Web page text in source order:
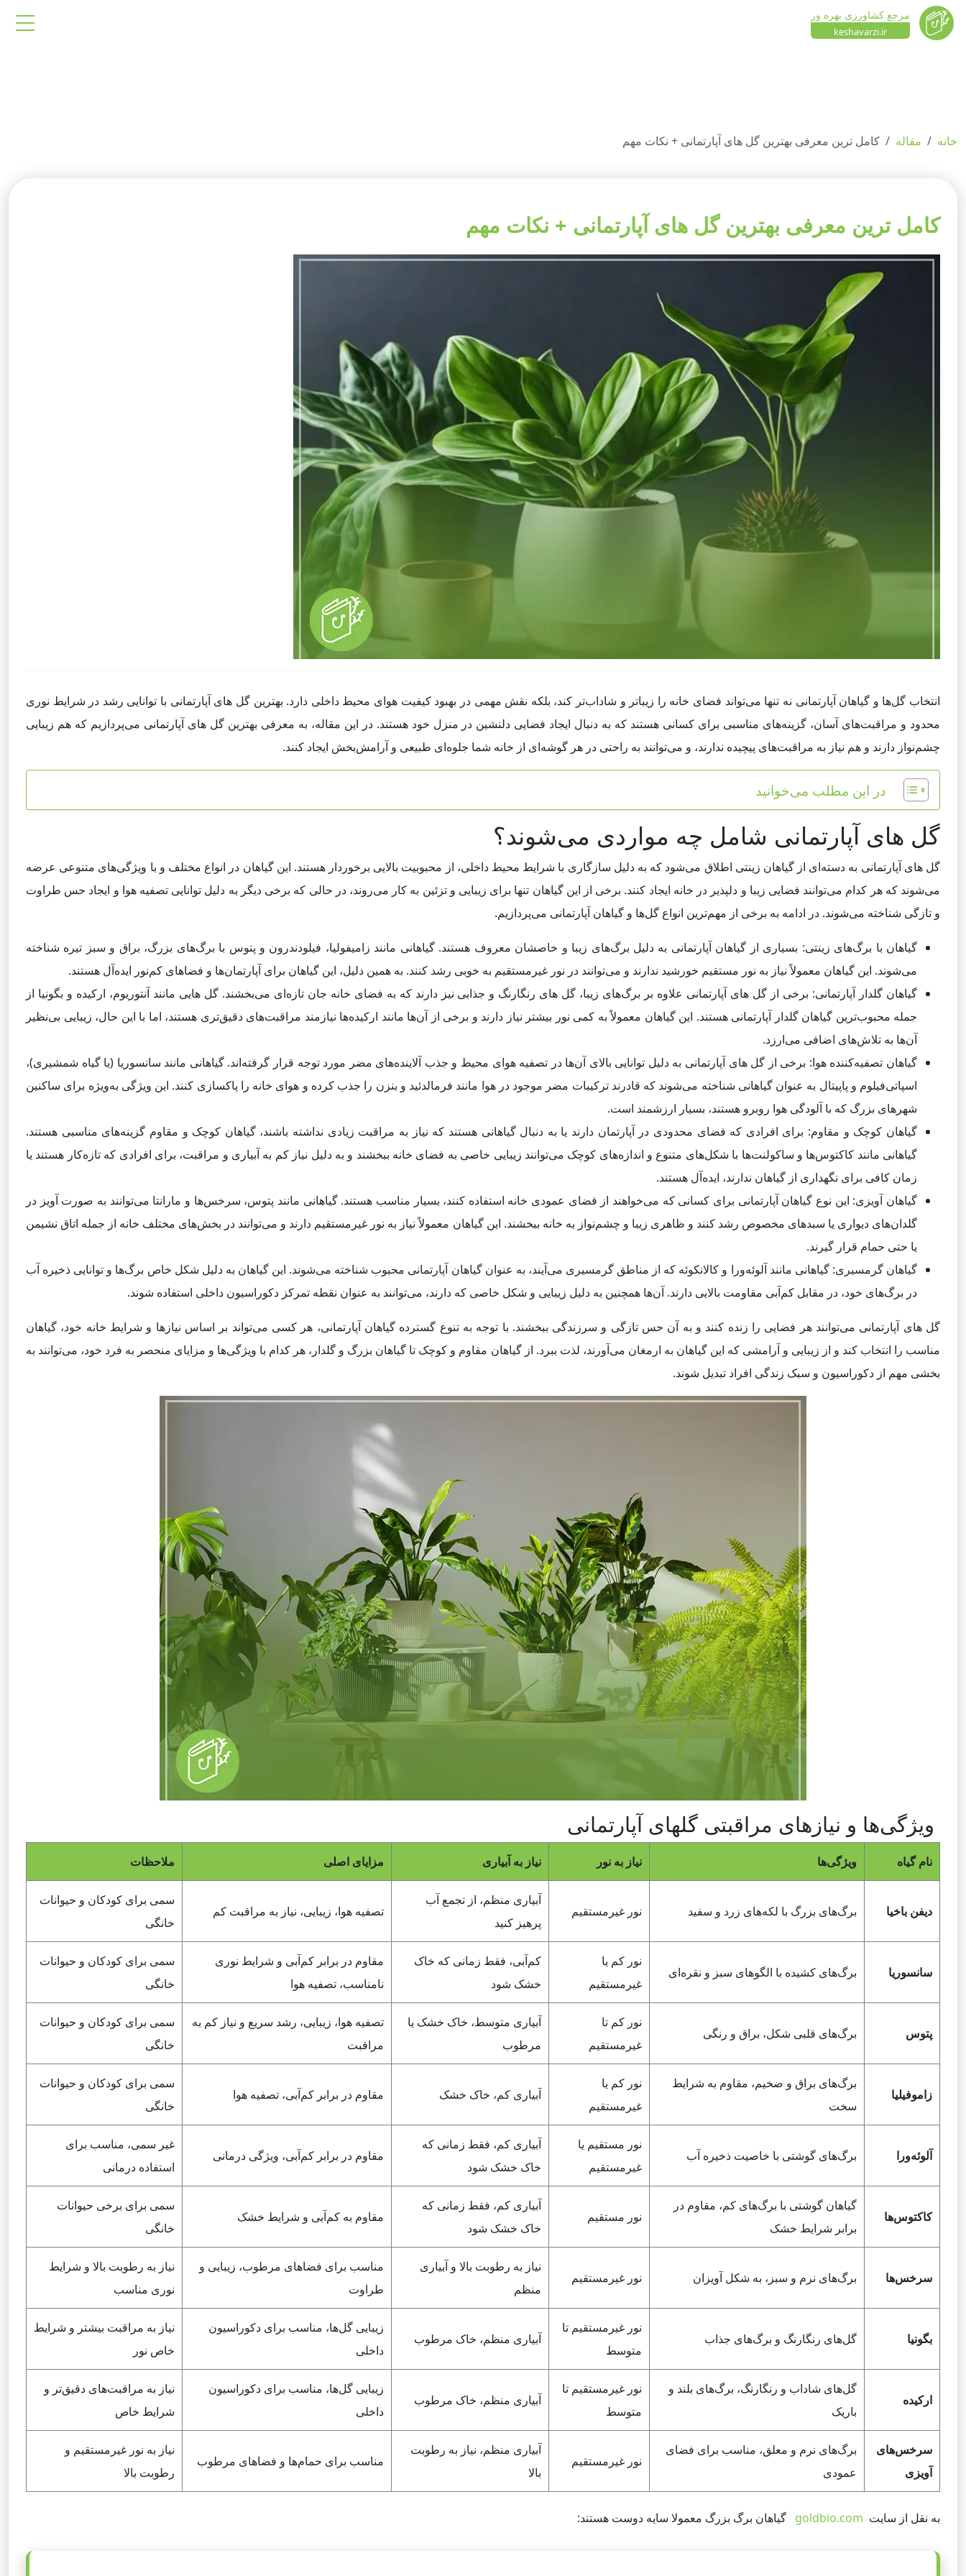
مرجع کشاورزی بهره ور
keshavarzi.ir
خانه مقاله کامل ترین معرفی بهترین گل های آپارتمانی + نکات مهم
کامل ترین معرفی بهترین گل های آپارتمانی + نکات مهم
انتخاب گل‌ها و گیاهان آپارتمانی نه تنها می‌تواند فضای خانه را زیباتر و شاداب‌تر کند، بلکه نقش مهمی در بهبود کیفیت هوای محیط داخلی دارد. بهترین گل های آپارتمانی با توانایی رشد در شرایط نوری
محدود و مراقبت‌های آسان، گزینه‌های مناسبی برای کسانی هستند که به دنبال ایجاد فضایی دلنشین در منزل خود هستند. در این مقاله، به معرفی بهترین گل های آپارتمانی می‌پردازیم که هم زیبایی
چشم‌نواز دارند و هم نیاز به مراقبت‌های پیچیده ندارند، و می‌توانند به راحتی در هر گوشه‌ای از خانه شما جلوه‌ای طبیعی و آرامش‌بخش ایجاد کنند.
در این مطلب می‌خوانید
گل های آپارتمانی شامل چه مواردی می‌شوند؟
گل های آپارتمانی به دسته‌ای از گیاهان زینتی اطلاق می‌شود که به دلیل سازگاری با شرایط محیط داخلی، از محبوبیت بالایی برخوردار هستند. این گیاهان در انواع مختلف و با ویژگی‌های متنوعی عرضه
می‌شوند که هر کدام می‌توانند فضایی زیبا و دلپذیر در خانه ایجاد کنند. برخی از این گیاهان تنها برای زیبایی و تزئین به کار می‌روند، در حالی که برخی دیگر به دلیل توانایی تصفیه هوا و ایجاد حس طراوت
و تازگی شناخته می‌شوند. در ادامه به برخی از مهم‌ترین انواع گل‌ها و گیاهان آپارتمانی می‌پردازیم.
گیاهان با برگ‌های زینتی: بسیاری از گیاهان آپارتمانی به دلیل برگ‌های زیبا و خاصشان معروف هستند. گیاهانی مانند زامیفولیا، فیلودندرون و پتوس با برگ‌های بزرگ، براق و سبز تیره شناخته
می‌شوند. این گیاهان معمولاً نیاز به نور مستقیم خورشید ندارند و می‌توانند در نور غیرمستقیم به خوبی رشد کنند. به همین دلیل، این گیاهان برای آپارتمان‌ها و فضاهای کم‌نور ایده‌آل هستند.
گیاهان گلدار آپارتمانی: برخی از گل های آپارتمانی علاوه بر برگ‌های زیبا، گل های رنگارنگ و جذابی نیز دارند که به فضای خانه جان تازه‌ای می‌بخشند. گل هایی مانند آنتوریوم، ارکیده و بگونیا از
جمله محبوب‌ترین گیاهان گلدار آپارتمانی هستند. این گیاهان معمولاً به کمی نور بیشتر نیاز دارند و برخی از آن‌ها مانند ارکیده‌ها نیازمند مراقبت‌های دقیق‌تری هستند، اما با این حال، زیبایی بی‌نظیر
آن‌ها به تلاش‌های اضافی می‌ارزد.
گیاهان تصفیه‌کننده هوا: برخی از گل های آپارتمانی به دلیل توانایی بالای آن‌ها در تصفیه هوای محیط و جذب آلاینده‌های مضر مورد توجه قرار گرفته‌اند. گیاهانی مانند سانسوریا (یا گیاه شمشیری)،
اسپاتی‌فیلوم و پاپیتال به عنوان گیاهانی شناخته می‌شوند که قادرند ترکیبات مضر موجود در هوا مانند فرمالدئید و بنزن را جذب کرده و هوای خانه را پاکسازی کنند. این ویژگی به‌ویژه برای ساکنین
شهرهای بزرگ که با آلودگی هوا روبرو هستند، بسیار ارزشمند است.
گیاهان کوچک و مقاوم: برای افرادی که فضای محدودی در آپارتمان دارند یا به دنبال گیاهانی هستند که نیاز به مراقبت زیادی نداشته باشند، گیاهان کوچک و مقاوم گزینه‌های مناسبی هستند.
گیاهانی مانند کاکتوس‌ها و ساکولنت‌ها با شکل‌های متنوع و اندازه‌های کوچک می‌توانند زیبایی خاصی به فضای خانه ببخشند و به دلیل نیاز کم به آبیاری و مراقبت، برای افرادی که تازه‌کار هستند یا
زمان کافی برای نگهداری از گیاهان ندارند، ایده‌آل هستند.
گیاهان آویزی: این نوع گیاهان آپارتمانی برای کسانی که می‌خواهند از فضای عمودی خانه استفاده کنند، بسیار مناسب هستند. گیاهانی مانند پتوس، سرخس‌ها و مارانتا می‌توانند به صورت آویز در
گلدان‌های دیواری یا سبدهای مخصوص رشد کنند و ظاهری زیبا و چشم‌نواز به خانه ببخشند. این گیاهان معمولاً نیاز به نور غیرمستقیم دارند و می‌توانند در بخش‌های مختلف خانه از جمله اتاق نشیمن
یا حتی حمام قرار گیرند.
گیاهان گرمسیری: گیاهانی مانند آلوئه‌ورا و کالانکوئه که از مناطق گرمسیری می‌آیند، به عنوان گیاهان آپارتمانی محبوب شناخته می‌شوند. این گیاهان به دلیل شکل خاص برگ‌ها و توانایی ذخیره آب
در برگ‌های خود، در مقابل کم‌آبی مقاومت بالایی دارند. آن‌ها همچنین به دلیل زیبایی و شکل خاصی که دارند، می‌توانند به عنوان نقطه تمرکز دکوراسیون داخلی استفاده شوند.
گل های آپارتمانی می‌توانند هر فضایی را زنده کنند و به آن حس تازگی و سرزندگی ببخشند. با توجه به تنوع گسترده گیاهان آپارتمانی، هر کسی می‌تواند بر اساس نیازها و شرایط خانه خود، گیاهان
مناسب را انتخاب کند و از زیبایی و آرامشی که این گیاهان به ارمغان می‌آورند، لذت ببرد. از گیاهان مقاوم و کوچک تا گیاهان بزرگ و گلدار، هر کدام با ویژگی‌ها و مزایای منحصر به فرد خود، می‌توانند به
بخشی مهم از دکوراسیون و سبک زندگی افراد تبدیل شوند.
ویژگی‌ها و نیازهای مراقبتی گلهای آپارتمانی
نام گیاه ویژگی‌ها نیاز به نور نیاز به آبیاری مزایای اصلی ملاحظات
دیفن باخیا برگ‌های بزرگ با لکه‌های زرد و سفید نور غیرمستقیم
آبیاری منظم، از تجمع آب
پرهیز کنید
تصفیه هوا، زیبایی، نیاز به مراقبت کم
سمی برای کودکان و حیوانات
خانگی
سانسوریا برگ‌های کشیده با الگوهای سبز و نقره‌ای
نور کم یا
غیرمستقیم
کم‌آبی، فقط زمانی که خاک
خشک شود
مقاوم در برابر کم‌آبی و شرایط نوری
نامناسب، تصفیه هوا
سمی برای کودکان و حیوانات
خانگی
پتوس برگ‌های قلبی شکل، براق و رنگی
نور کم تا
غیرمستقیم
آبیاری متوسط، خاک خشک یا
مرطوب
تصفیه هوا، زیبایی، رشد سریع و نیاز کم به
مراقبت
سمی برای کودکان و حیوانات
خانگی
زاموفیلیا
برگ‌های براق و ضخیم، مقاوم به شرایط
سخت
نور کم یا
غیرمستقیم
آبیاری کم، خاک خشک مقاوم در برابر کم‌آبی، تصفیه هوا
سمی برای کودکان و حیوانات
خانگی
آلوئه‌ورا برگ‌های گوشتی با خاصیت ذخیره آب
نور مستقیم یا
غیرمستقیم
آبیاری کم، فقط زمانی که
خاک خشک شود
مقاوم در برابر کم‌آبی، ویژگی درمانی
غیر سمی، مناسب برای
استفاده درمانی
کاکتوس‌ها
گیاهان گوشتی با برگ‌های کم، مقاوم در
برابر شرایط خشک
نور مستقیم
آبیاری کم، فقط زمانی که
خاک خشک شود
مقاوم به کم‌آبی و شرایط خشک
سمی برای برخی حیوانات
خانگی
سرخس‌ها برگ‌های نرم و سبز، به شکل آویزان نور غیرمستقیم
نیاز به رطوبت بالا و آبیاری
منظم
مناسب برای فضاهای مرطوب، زیبایی و
طراوت
نیاز به رطوبت بالا و شرایط
نوری مناسب
بگونیا گل‌های رنگارنگ و برگ‌های جذاب
نور غیرمستقیم تا
متوسط
آبیاری منظم، خاک مرطوب
زیبایی گل‌ها، مناسب برای دکوراسیون
داخلی
نیاز به مراقبت بیشتر و شرایط
خاص نور
ارکیده
گل‌های شاداب و رنگارنگ، برگ‌های بلند و
باریک
نور غیرمستقیم تا
متوسط
آبیاری منظم، خاک مرطوب
زیبایی گل‌ها، مناسب برای دکوراسیون
داخلی
نیاز به مراقبت‌های دقیق‌تر و
شرایط خاص
سرخس‌های
آویزی
برگ‌های نرم و معلق، مناسب برای فضای
عمودی
نور غیرمستقیم
آبیاری منظم، نیاز به رطوبت
بالا
مناسب برای حمام‌ها و فضاهای مرطوب
نیاز به نور غیرمستقیم و
رطوبت بالا
به نقل از سایت goldbio.com گیاهان برگ بزرگ معمولا سایه دوست هستند: